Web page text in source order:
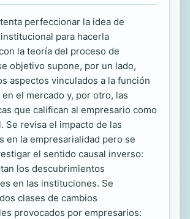
perfeccionar la idea de
para hacerla
la teoría del proceso de
objetivo supone, por un lado,
aspectos vinculados a la función
el mercado y, por otro, las
que califican al empresario como
Se revisa el impacto de las
en la empresarialidad pero se
el sentido causal inverso:
los descubrimientos
en las instituciones. Se
clases de cambios
provocados por empresarios: